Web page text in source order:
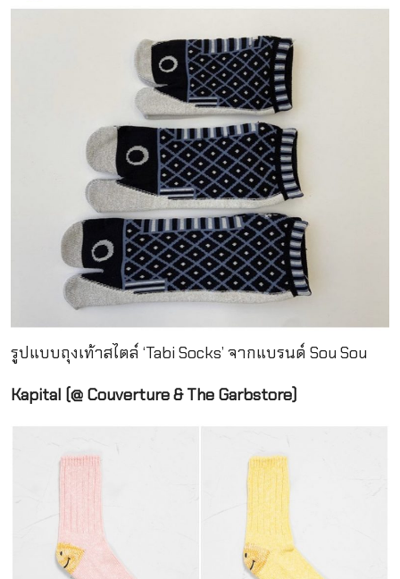
รูปแบบถุงเท้าสไตล์ ‘Tabi Socks’ จากแบรนด์ Sou Sou
Kapital (@ Couverture & The Garbstore)